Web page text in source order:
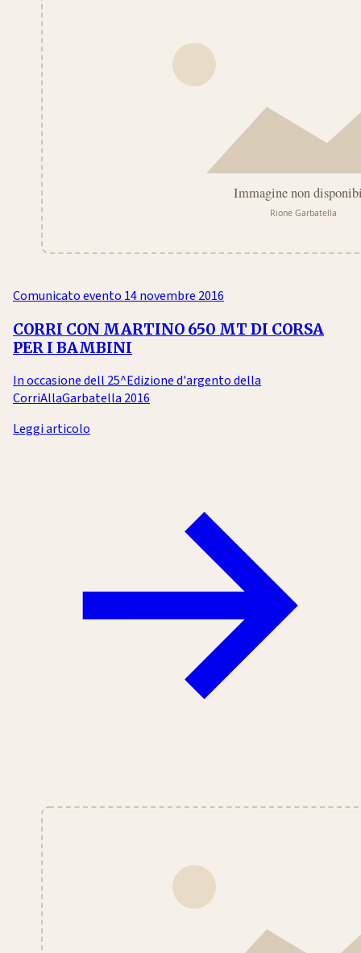
Comunicato evento 14 novembre 2016
CORRI CON MARTINO 650 MT DI CORSA
PER I BAMBINI
In occasione dell 25^Edizione d'argento della
CorriAllaGarbatella 2016
Leggi articolo